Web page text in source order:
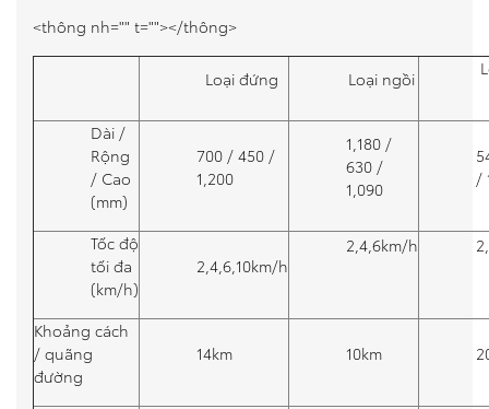
<thông nh="" t=""></thông>
Loại đứng Loại ngồi
Dài /
Rộng
/ Cao
(mm)
700 / 450 /
1,200
1,180 /
630 /
1,090
/
Tốc độ
tối đa
(km/h)
2,4,6,10km/h
2,4,6km/h
Khoảng cách
/ quãng
đường
14km 10km